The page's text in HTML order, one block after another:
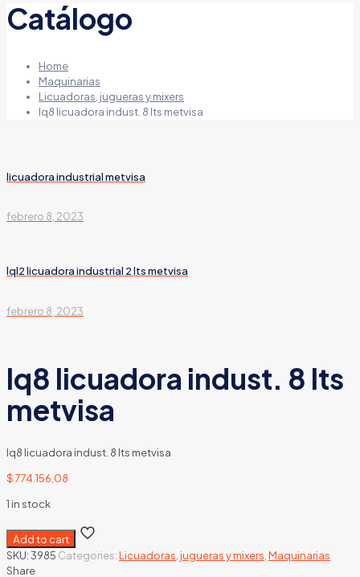
Catálogo
Home
Maquinarias
Licuadoras, jugueras y mixers
lq8 licuadora indust. 8 lts metvisa
licuadora industrial metvisa
febrero 8, 2023
lql2 licuadora industrial 2 lts metvisa
febrero 8, 2023
lq8 licuadora indust. 8 lts
metvisa
lq8 licuadora indust. 8 lts metvisa
$774.156,08
1 in stock
Add to cart
SKU:3985 Categories:Licuadoras, jugueras y mixers Maquinarias
Share